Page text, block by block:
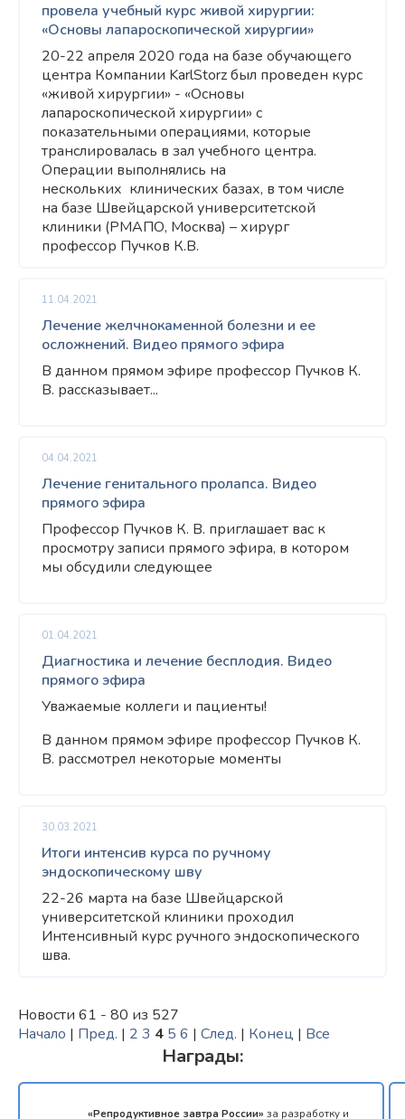
Награды:
«Репродуктивное завтра России» за разработку и
провела учебный курс живой хирургии:
«Основы лапароскопической хирургии»
20-22 апреля 2020 года на базе обучающего
центра Компании KarlStorz был проведен курс
«живой хирургии» - «Основы
лапароскопической хирургии» с
показательными операциями, которые
транслировалась в зал учебного центра.
Операции выполнялись на
нескольких клинических базах, в том числе
на базе Швейцарской университетской
клиники (РМАПО, Москва) – хирург
профессор Пучков К.В.
11.04.2021
Лечение желчнокаменной болезни и ее
осложнений. Видео прямого эфира
В данном прямом эфире профессор Пучков К.
В. рассказывает...
04.04.2021
Лечение генитального пролапса. Видео
прямого эфира
Профессор Пучков К. В. приглашает вас к
просмотру записи прямого эфира, в котором
мы обсудили следующее
01.04.2021
Диагностика и лечение бесплодия. Видео
прямого эфира
Уважаемые коллеги и пациенты!
В данном прямом эфире профессор Пучков К.
В. рассмотрел некоторые моменты
30.03.2021
Итоги интенсив курса по ручному
эндоскопическому шву
22-26 марта на базе Швейцарской
университетской клиники проходил
Интенсивный курс ручного эндоскопического
шва.
Новости 61 - 80 из 527
Начало | Пред. | 2 3 4 5 6 | След. | Конец | Все